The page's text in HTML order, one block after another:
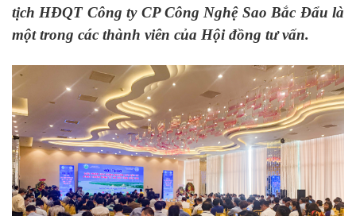
tịch HĐQT Công ty CP Công Nghệ Sao Bắc Đẩu là
một trong các thành viên của Hội đồng tư vấn.